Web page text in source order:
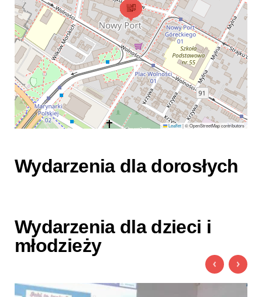
Leaflet|© OpenStreetMap contributors
Wydarzenia dla dorosłych
Wydarzenia dla dzieci i
młodzieży